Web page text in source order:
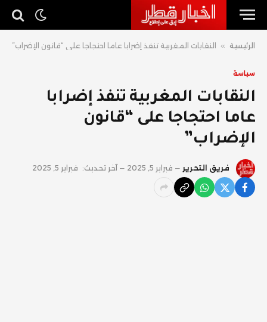
الرئيسية » النقابات المغربية تنفذ إضرابا عاما احتجاجا على “قانون الإضراب”
سياسة
النقابات المغربية تنفذ إضرابا
عاما احتجاجا على “قانون
الإضراب”
فريق التحرير فبراير 5, 2025 آخر تحديث: فبراير 5, 2025